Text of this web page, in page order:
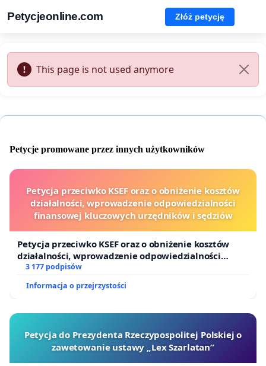
Petycjeonline.com Złóż petycję
This page is not used anymore
Petycje promowane przez innych użytkowników
Petycja przeciwko KSEF oraz o obniżenie kosztów
działalności, wprowadzenie odpowiedzialności
finansowej kluczowych urzędników i sędziów
Petycja przeciwko KSEF oraz o obniżenie kosztów
działalności, wprowadzenie odpowiedzialności
finansowej kluczowych urzędników i sędziów
3 177 podpisów
Informacja o przejrzystości
Petycja do Prezydenta Rzeczypospolitej Polskiej o
zawetowanie ustawy „Lex Szarlatan”